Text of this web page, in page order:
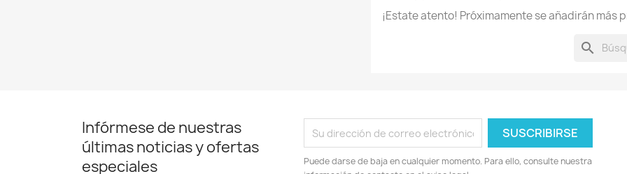
¡Estate atento! Próximamente se añadirán más
search
Infórmese de nuestras
últimas noticias y ofertas
especiales
Puede darse de baja en cualquier momento. Para ello, consulte nuestra